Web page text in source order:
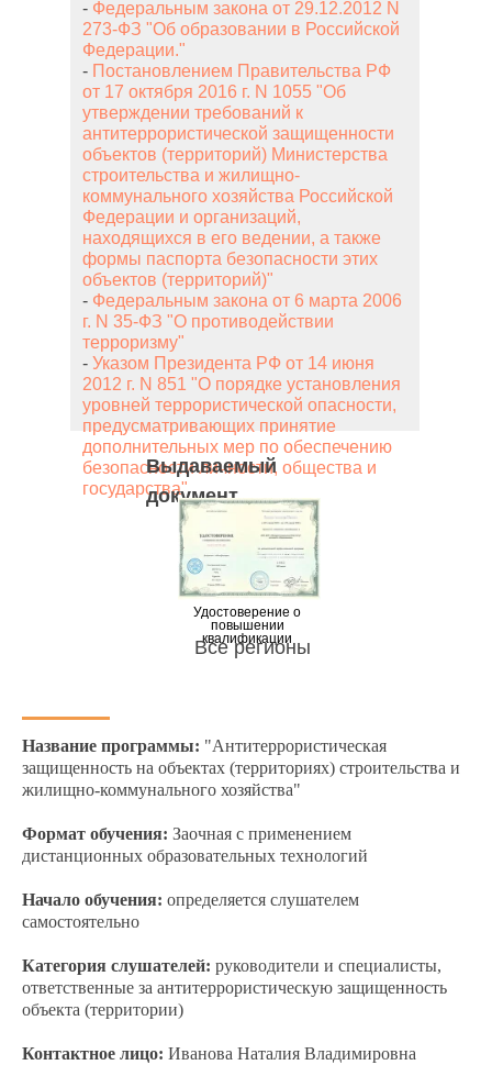
- Федеральным закона от 29.12.2012 N
273-ФЗ "Об образовании в Российской
Федерации."
- Постановлением Правительства РФ
от 17 октября 2016 г. N 1055 "Об
утверждении требований к
антитеррористической защищенности
объектов (территорий) Министерства
строительства и жилищно-
коммунального хозяйства Российской
Федерации и организаций,
находящихся в его ведении, а также
формы паспорта безопасности этих
объектов (территорий)"
- Федеральным закона от 6 марта 2006
г. N 35-ФЗ "О противодействии
терроризму"
- Указом Президента РФ от 14 июня
2012 г. N 851 "О порядке установления
уровней террористической опасности,
предусматривающих принятие
дополнительных мер по обеспечению
безопасности личности, общества и
государства"
Выдаваемый
документ
Удостоверение о
повышении
квалификации
Все регионы
Название программы: "Антитеррористическая
защищенность на объектах (территориях) строительства и
жилищно-коммунального хозяйства"
Формат обучения: Заочная с применением
дистанционных образовательных технологий
Начало обучения: определяется слушателем
самостоятельно
Категория слушателей: руководители и специалисты,
ответственные за антитеррористическую защищенность
объекта (территории)
Контактное лицо: Иванова Наталия Владимировна